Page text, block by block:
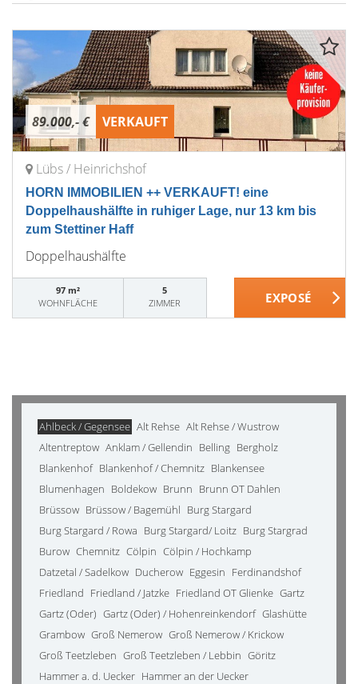
89.000,- € VERKAUFT
Lübs / Heinrichshof
HORN IMMOBILIEN ++ VERKAUFT! eine
Doppelhaushälfte in ruhiger Lage, nur 13 km bis
zum Stettiner Haff
Doppelhaushälfte
97 m²
WOHNFLÄCHE
5
ZIMMER
Ahlbeck / Gegensee Alt Rehse Alt Rehse / Wustrow
Altentreptow Anklam / Gellendin Belling Bergholz
Blankenhof Blankenhof / Chemnitz Blankensee
Blumenhagen Boldekow Brunn Brunn OT Dahlen
Brüssow Brüssow / Bagemühl Burg Stargard
Burg Stargard / Rowa Burg Stargard/ Loitz Burg Stargrad
Burow Chemnitz Cölpin Cölpin / Hochkamp
Datzetal / Sadelkow Ducherow Eggesin Ferdinandshof
Friedland Friedland / Jatzke Friedland OT Glienke Gartz
Gartz (Oder) Gartz (Oder) / Hohenreinkendorf Glashütte
Grambow Groß Nemerow Groß Nemerow / Krickow
Groß Teetzleben Groß Teetzleben / Lebbin Göritz
Hammer a. d. Uecker Hammer an der Uecker